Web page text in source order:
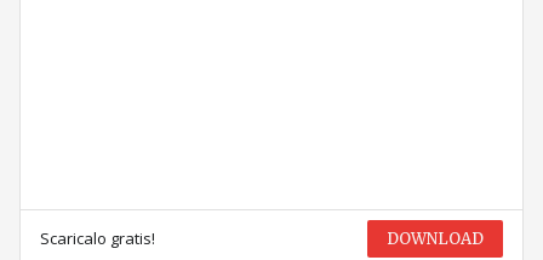
Scaricalo gratis! DOWNLOAD